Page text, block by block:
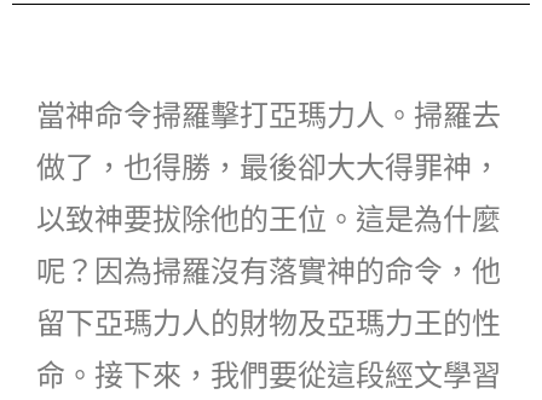
當神命令掃羅擊打亞瑪力人。掃羅去
做了，也得勝，最後卻大大得罪神，
以致神要拔除他的王位。這是為什麼
呢？因為掃羅沒有落實神的命令，他
留下亞瑪力人的財物及亞瑪力王的性
命。接下來，我們要從這段經文學習